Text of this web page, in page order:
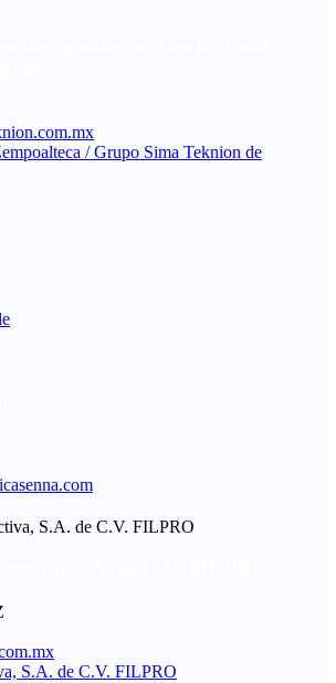
/ Grupo Sima Teknion de
S.A. de C.V. FILPRO